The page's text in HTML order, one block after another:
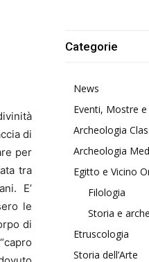
di
per
tra
E’
le
di
Categorie
News
Eventi, Mostre
Archeologia
Archeologia
Egitto e Vicino
Filologia
Storia e
Etruscologia
Storia dell’Arte